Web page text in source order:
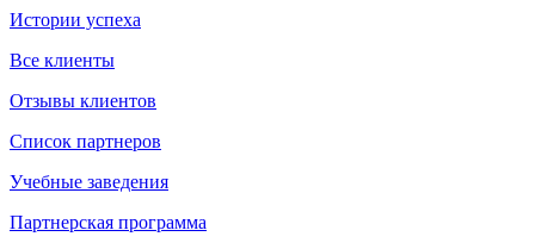
Истории успеха
Все клиенты
Отзывы клиентов
Список партнеров
Учебные заведения
Партнерская программа